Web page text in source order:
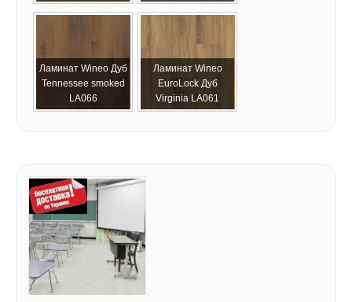
Ламинат Wineo Дуб
Tennessee smoked
LA066
Ламинат Wineo
EuroLock Дуб
Virginia LA061